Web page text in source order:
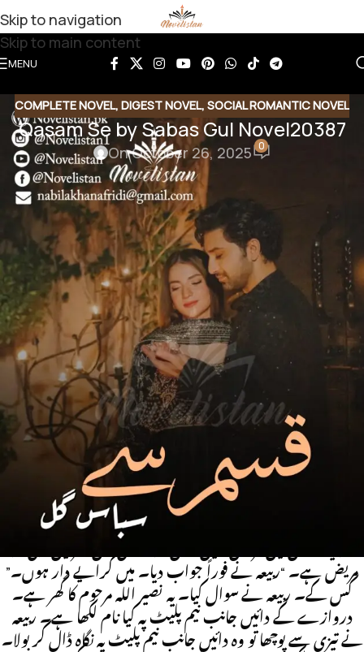
Skip to navigation
Skip to main content
MENU
COMPLETE NOVEL, DIGEST NOVEL, SOCIAL ROMANTIC NOVEL
Qasam Se by Sabas Gul Novel20387
On October 26, 2025 0
Share this Novel
Share QR Share Link
Qasam Se by Sabas Gul
Digest Novel| Social Romantic Novel
کیا مسئلہ ہے۔ شہر کے آوارہ کتے آپ کے پیچھے لگ گئے ہیں یا
پولیس پیچھے لگی ہوئی ہے جو یوں دروازہ پیٹے جارہے ہو توڑنا ہے
کیا۔ معاف کیجیے گا میرا دھیان نہیں رہا۔ کس بات کا۔ ربیعہ نے
کڑے تیوروں سے اسے گھورا۔“ میں سمجھا آپ لوگ سورہے
ہونگے۔ کیوں ایسا کیوں سوچا آپ نے؟ اور سوئے ہوئے کو
جگانے کا یہ کونسا طریقہ ہے۔ چلے تھے ہمارے گھر کا دروازہ
توڑنے ۔ خیر ہو کون تم اپنے آنے کا اور دروازہ بجانے کا سبب
بیان کرو۔ میں ڈاکٹر ارسلان احمد ہوں۔ اس نے اپنا تعارف
مریض ہے۔ “ربیعہ نے فوراً جواب دیا۔ میں کرایے دار ہوں۔”
کس کے۔ ربیعہ نے سوال کیا۔ یہ نصیر اللہ مرحوم کا گھر ہے۔
دروازے کے دائیں جانب نیم پلیٹ پہ کیا نام لکھا ہے۔ ربیعہ
نے تیزی سے پوچھا تو وہ دائیں جانب نیم پلیٹ پہ نگاہ ڈال کر بولا۔